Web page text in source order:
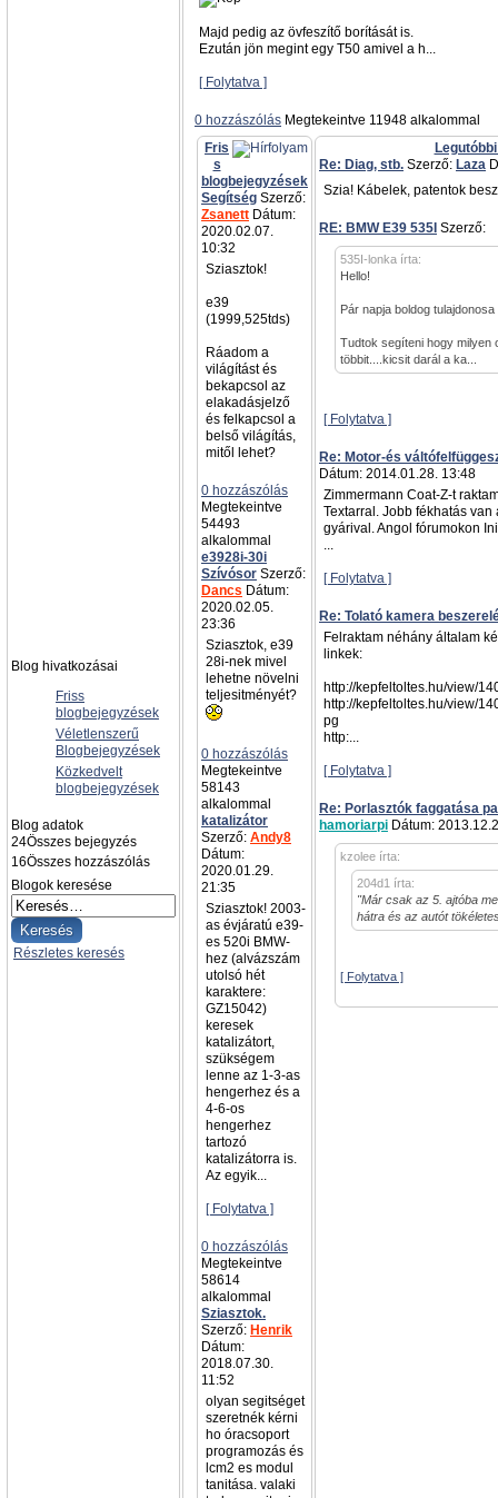
Blog hivatkozásai
Friss
blogbejegyzések
Véletlenszerű
Blogbejegyzések
Közkedvelt
blogbejegyzések
Blog adatok
24Összes bejegyzés
16Összes hozzászólás
Blogok keresése
Részletes keresés
Majd pedig az övfeszítő borítását is.
Ezután jön megint egy T50 amivel a h...
[ Folytatva ]
0 hozzászólás Megtekeintve 11948 alkalommal
Fris
s
blogbejegyzések
Segítség Szerző:
Zsanett Dátum:
2020.02.07.
10:32
Sziasztok!
e39
(1999,525tds)
Ráadom a
világítást és
bekapcsol az
elakadásjelző
és felkapcsol a
belső világítás,
mitől lehet?
0 hozzászólás
Megtekeintve
54493
alkalommal
e3928i-30i
Szívósor Szerző:
Dancs Dátum:
2020.02.05.
23:36
Sziasztok, e39
28i-nek mivel
lehetne növelni
teljesitményét?
0 hozzászólás
Megtekeintve
58143
alkalommal
katalizátor
Szerző: Andy8
Dátum:
2020.01.29.
21:35
Sziasztok! 2003-
as évjáratú e39-
es 520i BMW-
hez (alvázszám
utolsó hét
karaktere:
GZ15042)
keresek
katalizátort,
szükségem
lenne az 1-3-as
hengerhez és a
4-6-os
hengerhez
tartozó
katalizátorra is.
Az egyik...
[ Folytatva ]
0 hozzászólás
Megtekeintve
58614
alkalommal
Sziasztok.
Szerző: Henrik
Dátum:
2018.07.30.
11:52
olyan segitséget
szeretnék kérni
ho óracsoport
programozás és
lcm2 es modul
tanitása. valaki
Re: Diag, stb. Szerző: Laza
Szia! Kábelek, patentok
RE: BMW E39 535I Szerző:
535I-lonka írta:
Hello!
Pár napja boldog
Tudtok segíteni hogy milyen
többit....kicsit darál a ka...
[ Folytatva ]
Re: Motor-és
Dátum: 2014.01.28. 13:48
Zimmermann Coat-Z-t
Textarral. Jobb fékhatás
gyárival. Angol fórumokon
...
[ Folytatva ]
Re: Tolató kamera
Felraktam néhány általam
linkek:
http://kepfeltoltes.hu/view/
http://kepfeltoltes.hu/view/
pg
http:...
[ Folytatva ]
Re: Porlasztók faggatása
hamoriarpi Dátum:
kzolee írta:
204d1 írta:
"Már csak az 5. ajtóba
hátra és az autót
[ Folytatva ]